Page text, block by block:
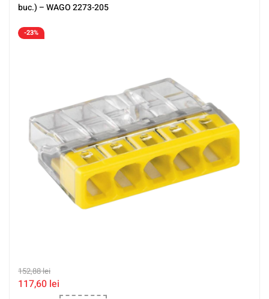
buc.) – WAGO 2273-205
-23%
152,88lei
117,60 lei